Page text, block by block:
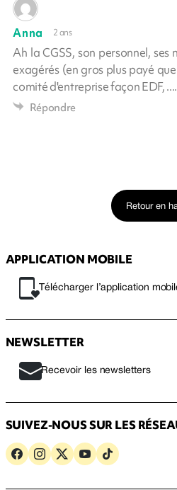
Anna 2 ans
Ah la CGSS, son personnel,
exagérés (en gros plus payé
comité d'entreprise façon EDF,
Répondre
Retour en
APPLICATION MOBILE
Télécharger l’application
NEWSLETTER
Recevoir les newsletters
SUIVEZ-NOUS SUR LES